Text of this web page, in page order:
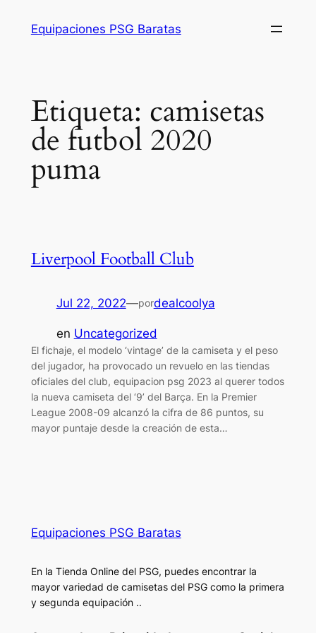
Equipaciones PSG Baratas
Etiqueta: camisetas
de futbol 2020
puma
Liverpool Football Club
Jul 22, 2022—pordealcoolya
en Uncategorized
El fichaje, el modelo ‘vintage’ de la camiseta y el peso
del jugador, ha provocado un revuelo en las tiendas
oficiales del club, equipacion psg 2023 al querer todos
la nueva camiseta del ‘9’ del Barça. En la Premier
League 2008-09 alcanzó la cifra de 86 puntos, su
mayor puntaje desde la creación de esta…
Equipaciones PSG Baratas
En la Tienda Online del PSG, puedes encontrar la
mayor variedad de camisetas del PSG como la primera
y segunda equipación ..